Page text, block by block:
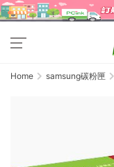
Home samsung碳粉匣